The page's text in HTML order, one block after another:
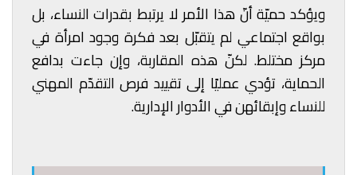
ويؤكد حميّة أنّ هذا الأمر لا يرتبط بقدرات النساء، بل
بواقع اجتماعي لم يتقبّل بعد فكرة وجود امرأة في
مركز مختلط. لكنّ هذه المقاربة، وإن جاءت بدافع
الحماية، تؤدي عمليًا إلى تقييد فرص التقدّم المهني
للنساء وإبقائهن في الأدوار الإدارية.